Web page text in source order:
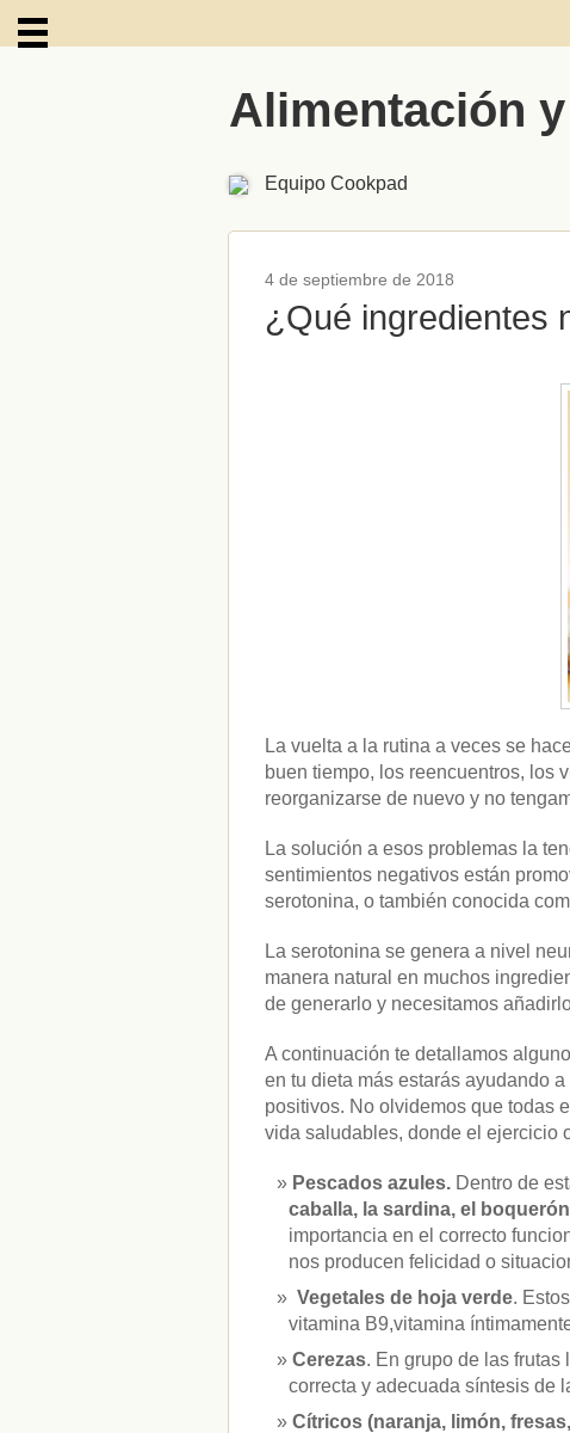
Alimentación
Equipo Cookpad
4 de septiembre de 2018
¿Qué ingredientes
La vuelta a la rutina a veces se
buen tiempo, los reencuentros, los
reorganizarse de nuevo y no
La solución a esos problemas la
sentimientos negativos están
serotonina, o también conocida
La serotonina se genera a nivel
manera natural en muchos
de generarlo y necesitamos
A continuación te detallamos
en tu dieta más estarás ayudando
positivos. No olvidemos que todas
vida saludables, donde el ejercicio
Pescados azules. Dentro de
caballa, la sardina, el
importancia en el correcto
nos producen felicidad o
Vegetales de hoja verde.
vitamina B9,vitamina
Cerezas. En grupo de las
correcta y adecuada síntesis de
Cítricos (naranja, limón,